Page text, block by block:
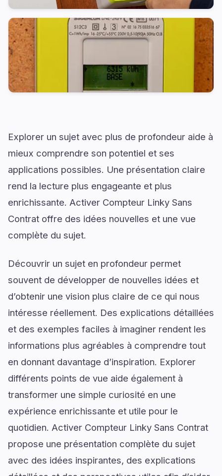
Explorer un sujet avec plus de profondeur aide à
mieux comprendre son potentiel et ses
applications possibles. Une présentation claire
rend la lecture plus engageante et plus
enrichissante. Activer Compteur Linky Sans
Contrat offre des idées nouvelles et une vue
complète du sujet.
Découvrir un sujet en profondeur permet
souvent de développer de nouvelles idées et
d’obtenir une vision plus claire de ce qui nous
intéresse réellement. Des explications détaillées
et des exemples faciles à imaginer rendent les
informations plus agréables à comprendre tout
en donnant davantage d’inspiration. Explorer
différents points de vue aide également à
transformer une simple curiosité en une
expérience enrichissante et utile pour le
quotidien. Activer Compteur Linky Sans Contrat
propose une présentation complète du sujet
avec des idées inspirantes, des explications